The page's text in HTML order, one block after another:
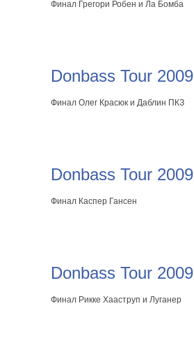
Финал Грегори Робен и Ла Бомба
Donbass Tour 2009
Финал Олег Красюк и Даблин ПКЗ
Donbass Tour 2009
Финал Каспер Гансен
Donbass Tour 2009
Финал Рикке Хааструп и Луганер